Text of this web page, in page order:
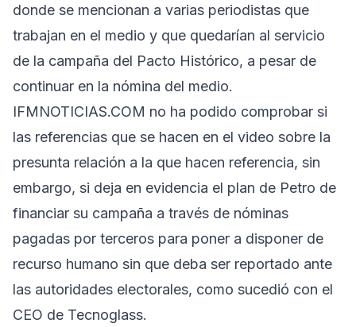
donde se mencionan a varias periodistas que
trabajan en el medio y que quedarían al servicio
de la campaña del Pacto Histórico, a pesar de
continuar en la nómina del medio.
IFMNOTICIAS.COM no ha podido comprobar si
las referencias que se hacen en el video sobre la
presunta relación a la que hacen referencia, sin
embargo, si deja en evidencia el plan de Petro de
financiar su campaña a través de nóminas
pagadas por terceros para poner a disponer de
recurso humano sin que deba ser reportado ante
las autoridades electorales, como sucedió con el
CEO de Tecnoglass.